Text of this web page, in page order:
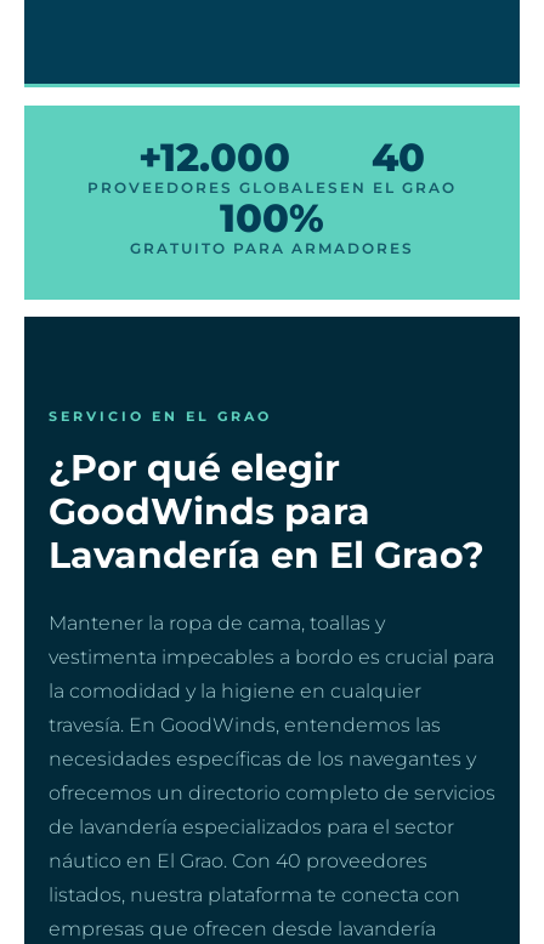
+12.000
PROVEEDORES GLOBALES
40
EN EL GRAO
100%
GRATUITO PARA ARMADORES
SERVICIO EN EL GRAO
¿Por qué elegir
GoodWinds para
Lavandería en El Grao?
Mantener la ropa de cama, toallas y
vestimenta impecables a bordo es crucial para
la comodidad y la higiene en cualquier
travesía. En GoodWinds, entendemos las
necesidades específicas de los navegantes y
ofrecemos un directorio completo de servicios
de lavandería especializados para el sector
náutico en El Grao. Con 40 proveedores
listados, nuestra plataforma te conecta con
empresas que ofrecen desde lavandería